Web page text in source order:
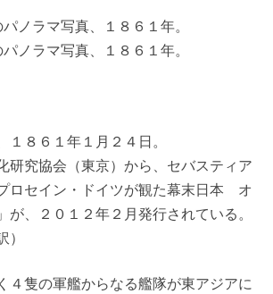
ラマ写真、１８６１年。
ラマ写真、１８６１年。
８６１年１月２４日。
研究協会（東京）から、セバスティア
セイン・ドイツが観た幕末日本 オ
、２０１２年２月発行されている。
４隻の軍艦からなる艦隊が東アジアに